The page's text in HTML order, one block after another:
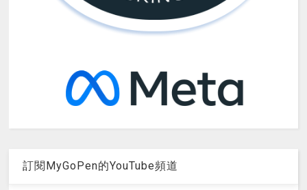
訂閱MyGoPen的YouTube頻道